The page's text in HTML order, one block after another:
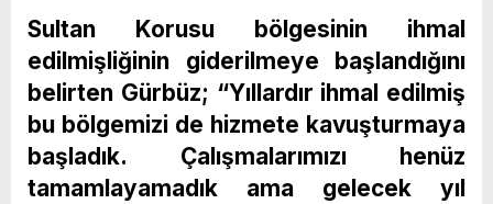
Sultan Korusu bölgesinin ihmal
edilmişliğinin giderilmeye başlandığını
belirten Gürbüz; “Yıllardır ihmal edilmiş
bu bölgemizi de hizmete kavuşturmaya
başladık. Çalışmalarımızı henüz
tamamlayamadık ama gelecek yıl